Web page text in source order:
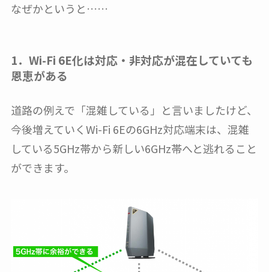
なぜかというと……
1．Wi-Fi 6E化は対応・非対応が混在していても
恩恵がある
道路の例えで「混雑している」と言いましたけど、
今後増えていくWi-Fi 6Eの6GHz対応端末は、混雑
している5GHz帯から新しい6GHz帯へと逃れること
ができます。